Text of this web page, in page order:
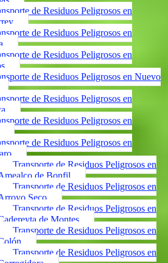
de Residuos Peligrosos en
de Residuos Peligrosos en
de Residuos Peligrosos en
de Residuos Peligrosos en Nuevo
de Residuos Peligrosos en
de Residuos Peligrosos en
de Residuos Peligrosos en
Transporte de Residuos Peligrosos en
de Bonfil
Transporte de Residuos Peligrosos en
Seco
Transporte de Residuos Peligrosos en
de Montes
Transporte de Residuos Peligrosos en
Transporte de Residuos Peligrosos en